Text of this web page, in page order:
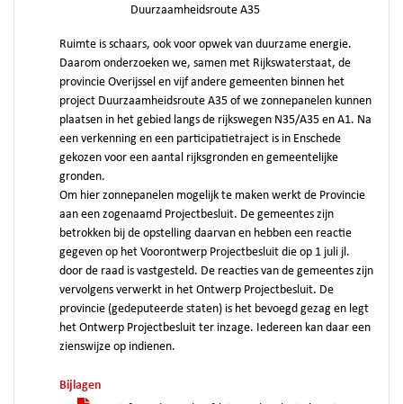
Duurzaamheidsroute A35
Ruimte is schaars, ook voor opwek van duurzame energie.
Daarom onderzoeken we, samen met Rijkswaterstaat, de
provincie Overijssel en vijf andere gemeenten binnen het
project Duurzaamheidsroute A35 of we zonnepanelen kunnen
plaatsen in het gebied langs de rijkswegen N35/A35 en A1. Na
een verkenning en een participatietraject is in Enschede
gekozen voor een aantal rijksgronden en gemeentelijke
gronden.
Om hier zonnepanelen mogelijk te maken werkt de Provincie
aan een zogenaamd Projectbesluit. De gemeentes zijn
betrokken bij de opstelling daarvan en hebben een reactie
gegeven op het Voorontwerp Projectbesluit die op 1 juli jl.
door de raad is vastgesteld. De reacties van de gemeentes zijn
vervolgens verwerkt in het Ontwerp Projectbesluit. De
provincie (gedeputeerde staten) is het bevoegd gezag en legt
het Ontwerp Projectbesluit ter inzage. Iedereen kan daar een
zienswijze op indienen.
Bijlagen